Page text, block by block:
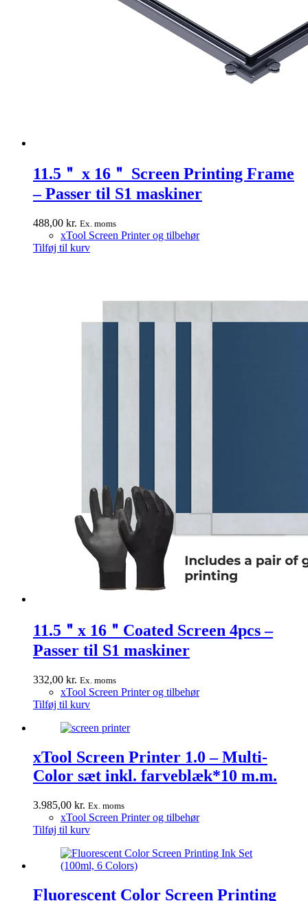
11.5＂ x 16＂ Screen Printing Frame
– Passer til S1 maskiner
488,00 kr. Ex. moms
xTool Screen Printer og tilbehør
Tilføj til kurv
11.5＂x 16＂Coated Screen 4pcs –
Passer til S1 maskiner
332,00 kr. Ex. moms
xTool Screen Printer og tilbehør
Tilføj til kurv
xTool Screen Printer 1.0 – Multi-
Color sæt inkl. farveblæk*10 m.m.
3.985,00 kr. Ex. moms
xTool Screen Printer og tilbehør
Tilføj til kurv
Fluorescent Color Screen Printing